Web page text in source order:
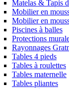
Matelas & Tapis
Mobilier en
Mobilier en
Piscines à balles
Protections
Rayonnages
Tables 4 pieds
Tables à roulettes
Tables maternelle
Tables pliantes